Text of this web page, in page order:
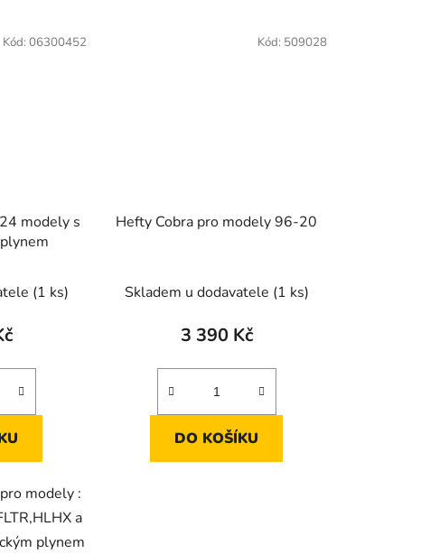
modely s
(1 ks)
modely :
a
plynem
Kód: 06300452
Hefty Cobra pro modely 96-20
Skladem u dodavatele (1 ks)
3 390 Kč
DO KOŠÍKU
Kód: 509028